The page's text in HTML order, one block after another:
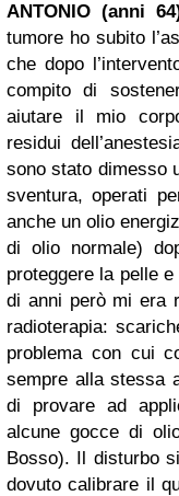
ANTONIO (anni
tumore ho subito
che dopo
compito di
aiutare il mio
residui
sono stato dimesso
sventura, operati
anche un olio
di olio normale)
proteggere la pelle
di anni però mi era
radioterapia:
problema con cui
sempre alla stessa
di provare ad
alcune gocce di
Bosso). Il disturbo
dovuto calibrare il